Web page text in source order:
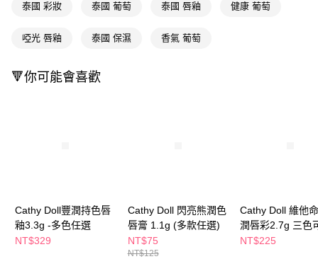
便利好安心！
２．便利：只要手機號碼，簡訊認證，即可結帳。
３．安心：先確認商品／服務後，再付款。
【「AFTEE先享後付」結帳流程】
１．於結帳方式選擇「AFTEE先享後付」後，將跳轉至「AFTEE先享後付」
客戶支援中心」https://netprotections.freshdesk.com/support/home
【注意事項】
１．透過由恩沛科技股份有限公司提供之「AFTEE先享後付」服務完成之交
每筆NT$65，滿NT$390(含以上)免運費
每筆NT$65，滿NT$490(含以上)免運費
7-11取貨付款
每筆NT$65，滿NT$490(含以上)免運費
泰國 彩妝 泰國 葡萄 泰國 唇釉 健康 葡萄
啞光 唇釉 泰國 保濕 香氣 葡萄
🔻你可能會喜歡
Cathy Doll豐潤持色唇
釉3.3g -多色任選
NT$329
Cathy Doll 閃亮熊潤色
唇膏 1.1g (多款任選)
NT$75
NT$125
Cathy Doll 維他
潤唇彩2.7g 三色
NT$225